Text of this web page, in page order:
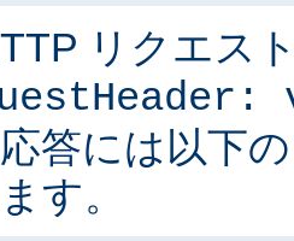
リクエス
答には以下
す。